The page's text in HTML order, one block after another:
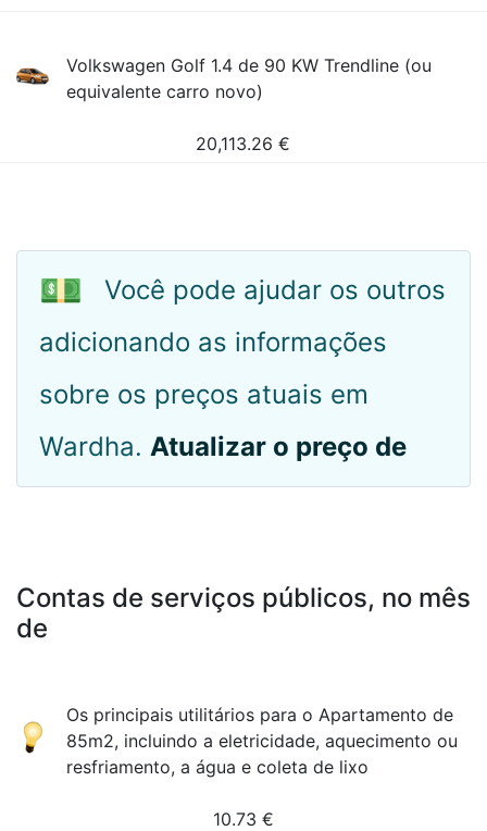
Volkswagen Golf 1.4 de 90 KW Trendline (ou
equivalente carro novo)
20,113.26 €
💵
Você pode ajudar os outros
adicionando as informações
sobre os preços atuais em
Wardha. Atualizar o preço de
Contas de serviços públicos, no mês
de
Os principais utilitários para o Apartamento de
85m2, incluindo a eletricidade, aquecimento ou
resfriamento, a água e coleta de lixo
10.73 €